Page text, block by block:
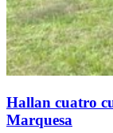
Hallan cuatro
Marquesa